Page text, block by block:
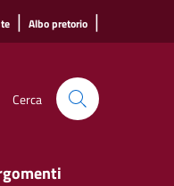
| Albo pretorio |
Cerca